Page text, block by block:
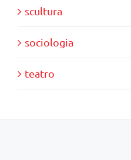
scultura
sociologia
teatro